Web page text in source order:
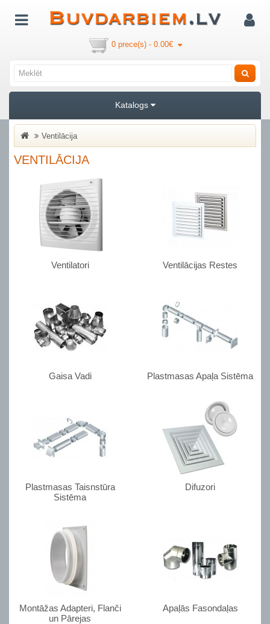
0 prece(s) - 0.00€
Katalogs
Ventilācija
VENTILĀCIJA
Ventilatori Ventilācijas Restes
Gaisa Vadi Plastmasas Apaļa Sistēma
Plastmasas Taisnstūra
Sistēma
Difuzori
Montāžas Adapteri, Flanči
un Pārejas
Apaļās Fasondaļas